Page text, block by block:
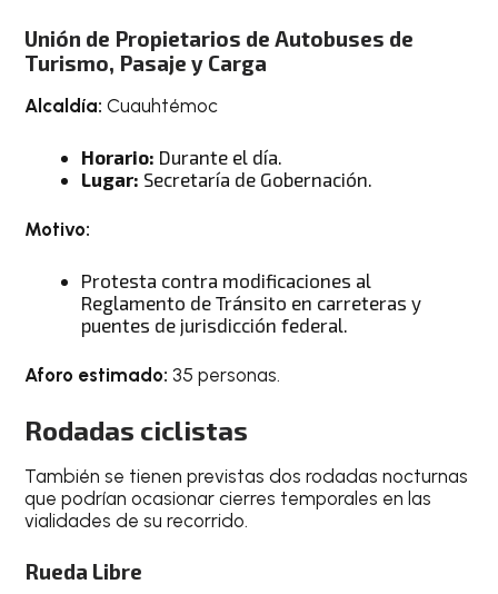
Unión de Propietarios de Autobuses de
Turismo, Pasaje y Carga
Alcaldía: Cuauhtémoc
Horario: Durante el día.
Lugar: Secretaría de Gobernación.
Motivo:
Protesta contra modificaciones al
Reglamento de Tránsito en carreteras y
puentes de jurisdicción federal.
Aforo estimado: 35 personas.
Rodadas ciclistas
También se tienen previstas dos rodadas nocturnas
que podrían ocasionar cierres temporales en las
vialidades de su recorrido.
Rueda Libre